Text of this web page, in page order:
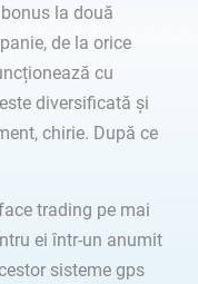
la două
de la orice
cu
diversificată și
chirie. După ce
trading pe mai
ei într-un anumit
sisteme gps